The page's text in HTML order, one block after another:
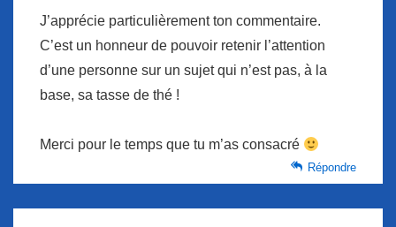
J’apprécie particulièrement ton commentaire.
C’est un honneur de pouvoir retenir l’attention
d’une personne sur un sujet qui n’est pas, à la
base, sa tasse de thé !
Merci pour le temps que tu m’as consacré
Répondre